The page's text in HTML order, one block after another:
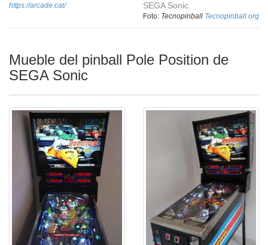
https://arcade.cat/
SEGA Sonic.
Foto: Tecnopinball Tecnopinball.org
Mueble del pinball Pole Position de
SEGA Sonic